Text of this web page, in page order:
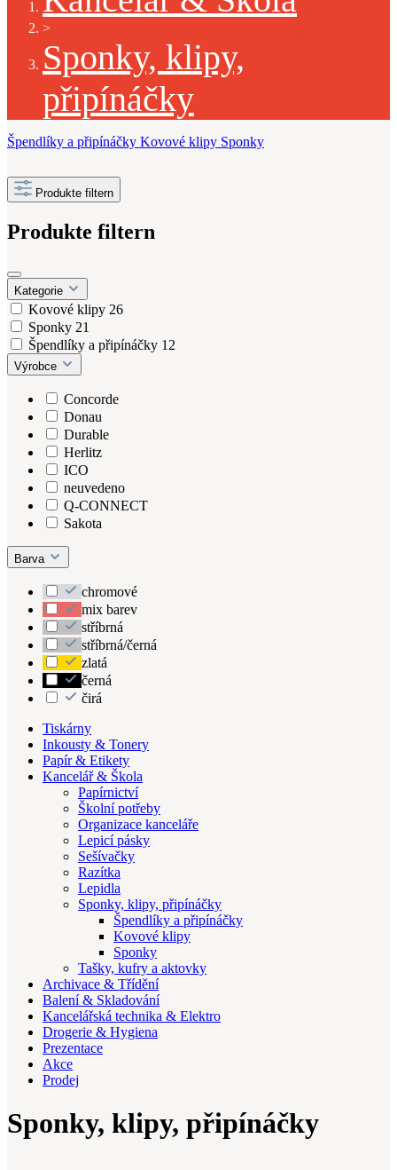
>
Sponky, klipy,
připínáčky
Špendlíky a připínáčky Kovové klipy Sponky
Produkte filtern
Produkte filtern
Kategorie
Kovové klipy 26
Sponky 21
Špendlíky a připínáčky 12
Výrobce
Concorde
Donau
Durable
Herlitz
ICO
neuvedeno
Q-CONNECT
Sakota
Barva
chromové
mix barev
stříbrná
stříbrná/černá
zlatá
černá
čirá
Tiskárny
Inkousty & Tonery
Papír & Etikety
Kancelář & Škola
Papírnictví
Školní potřeby
Organizace kanceláře
Lepicí pásky
Sešívačky
Razítka
Lepidla
Sponky, klipy, připínáčky
Špendlíky a připínáčky
Kovové klipy
Sponky
Tašky, kufry a aktovky
Archivace & Třídění
Balení & Skladování
Kancelářská technika & Elektro
Drogerie & Hygiena
Prezentace
Akce
Prodej
Sponky, klipy, připínáčky